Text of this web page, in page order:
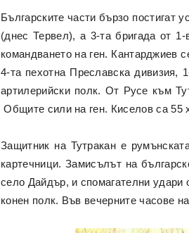
Българските части бързо постигат
(днес Тервел), а 3-та бригада от
командването на ген. Кантарджиев
4-та пехотна Преславска дивизия,
артилерийски полк. От Русе към
Общите сили на ген. Киселов са 55
Защитник на Тутракан е
картечници. Замисълът на
село Дайдър, и спомагателни удари
конен полк. Във вечерните часове